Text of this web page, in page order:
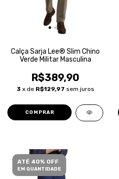
Calça Sarja Lee® Slim Chino
Verde Militar Masculina
R$389,90
3 x de R$129,97 sem juros
COMPRAR
ATÉ 40% OFF
EM QUANTIDADE